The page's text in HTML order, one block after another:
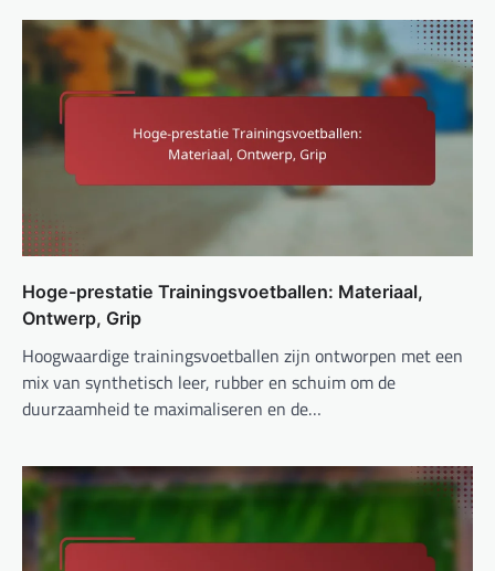
Hoge-prestatie Trainingsvoetballen: Materiaal,
Ontwerp, Grip
Hoogwaardige trainingsvoetballen zijn ontworpen met een
mix van synthetisch leer, rubber en schuim om de
duurzaamheid te maximaliseren en de…